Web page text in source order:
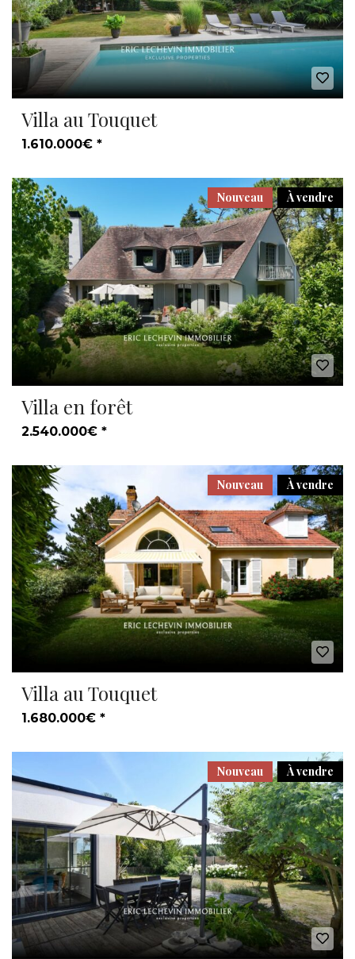
Villa au Touquet
1.610.000€ *
À vendre
Nouveau
Villa en forêt
2.540.000€ *
À vendre
Nouveau
Villa au Touquet
1.680.000€ *
À vendre
Nouveau